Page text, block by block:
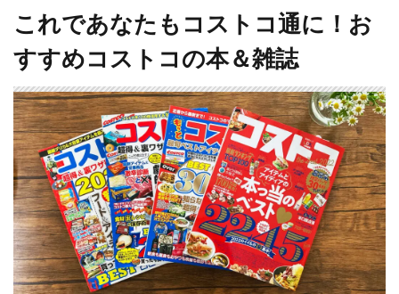
これであなたもコストコ通に！お
すすめコストコの本＆雑誌